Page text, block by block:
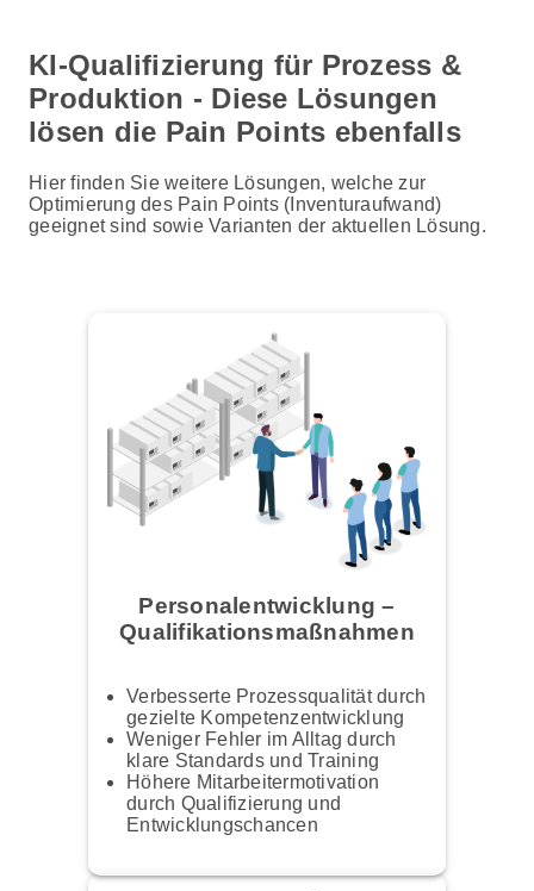
KI-Qualifizierung für Prozess &
Produktion - Diese Lösungen
lösen die Pain Points ebenfalls
Hier finden Sie weitere Lösungen, welche zur
Optimierung des Pain Points (Inventuraufwand)
geeignet sind sowie Varianten der aktuellen Lösung.
Personalentwicklung –
Qualifikationsmaßnahmen
Verbesserte Prozessqualität durch
gezielte Kompetenzentwicklung
Weniger Fehler im Alltag durch
klare Standards und Training
Höhere Mitarbeitermotivation
durch Qualifizierung und
Entwicklungschancen